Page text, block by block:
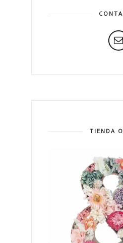
TIENDA